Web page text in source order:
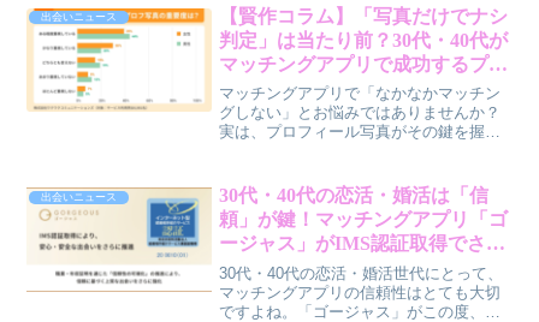
り、認証の待ち時間で週末のチャンスを
逃すことなく、スムーズに真剣な出会い
へと進めるようになります。
出会いニュース
【賢作コラム】「写真だけでナシ
判定」は当たり前？30代・40代が
マッチングアプリで成功するプロ
フィール写真の秘訣
マッチングアプリで「なかなかマッチン
グしない」とお悩みではありませんか？
実は、プロフィール写真がその鍵を握っ
意識調査から、30代・40代の男女が知っ
ておくべき「選ばれる写真」と「避けら
れる写真」のリアルな実態を、賢作が男
性目線で解説します。加工のしすぎや清
潔感のなさなど、意外なNGポイントを理
解して、素敵な出会いを掴むヒントを見
つけましょう。
出会いニュース
30代・40代の恋活・婚活は「信
頼」が鍵！マッチングアプリ「ゴ
ージャス」がIMS認証取得でさら
に安心に？賢作が解説
30代・40代の恋活・婚活世代にとって、
マッチングアプリの信頼性はとても大切
ですよね。「ゴージャス」がこの度、第